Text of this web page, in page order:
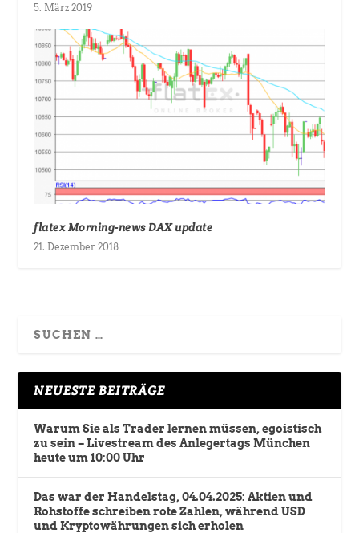
5. März 2019
flatex Morning-news DAX update
21. Dezember 2018
NEUESTE BEITRÄGE
Warum Sie als Trader lernen müssen, egoistisch
zu sein – Livestream des Anlegertags München
heute um 10:00 Uhr
Das war der Handelstag, 04.04.2025: Aktien und
Rohstoffe schreiben rote Zahlen, während USD
und Kryptowährungen sich erholen